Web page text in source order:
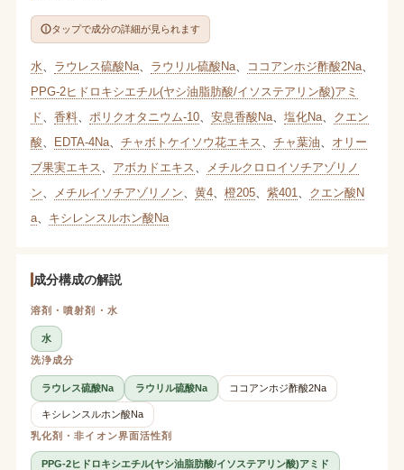
タップで成分の詳細が見られます
水 ラウレス硫酸Na、 ラウリル硫酸Na、 ココアンホジ酢酸2Na、
PPG-2ヒドロキシエチル(ヤシ油脂肪酸/イソステアリン酸)アミ
ド
香料、 ポリクオタニウム-10、 安息香酸Na、 塩化Na、 クエン
酸
EDTA-4Na、 チャボトケイソウ花エキス チャ葉油
オリー
ブ果実エキス
アボカドエキス
メチルクロロイソチアゾリノ
ン
メチルイソチアゾリノン 黄4、 橙205、 紫401
クエン酸N
a、 キシレンスルホン酸Na
成分構成の解説
溶剤・噴射剤・水
水
洗浄成分
ラウレス硫酸Na ラウリル硫酸Na ココアンホジ酢酸2Na
キシレンスルホン酸Na
乳化剤・非イオン界面活性剤
PPG-2ヒドロキシエチル(ヤシ油脂肪酸/イソステアリン酸)アミド